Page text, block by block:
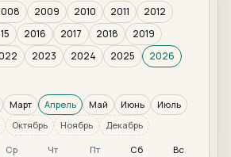
2009 2010 2011
2012
2016 2017 2018
2019
2023 2024 2025
2026
Март Апрель Май Июнь
Июль
Октябрь Ноябрь Декабрь
Ср Чт Пт Сб Вс